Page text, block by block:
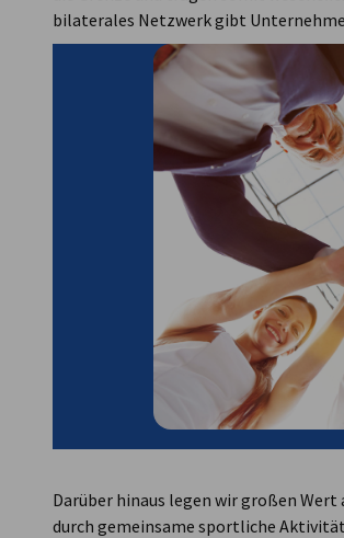
bilaterales Netzwerk gibt
Darüber hinaus legen wir großen
durch gemeinsame sportliche